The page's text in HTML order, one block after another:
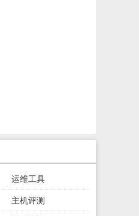
运维工具
主机评测